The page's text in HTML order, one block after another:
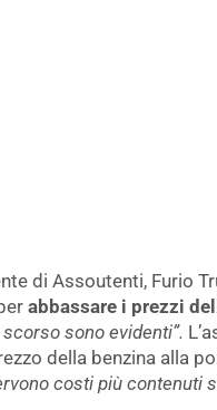
di Assoutenti, Furio
abbassare i prezzi
sono evidenti”.
della benzina alla
costi più contenuti